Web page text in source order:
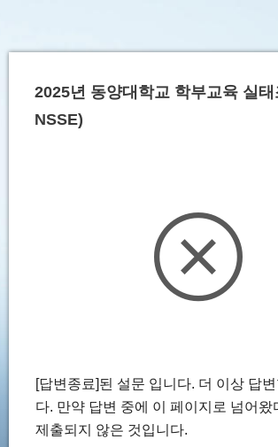
2025년 동양대학교 학부교육 실
NSSE)
[답변종료]된 설문 입니다. 더 이상 답변
다. 만약 답변 중에 이 페이지로 넘어왔
제출되지 않은 것입니다.